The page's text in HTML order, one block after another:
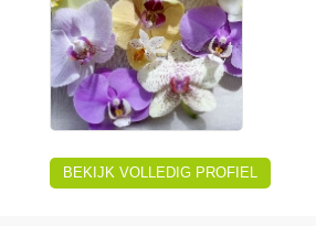
BEKIJK VOLLEDIG PROFIEL